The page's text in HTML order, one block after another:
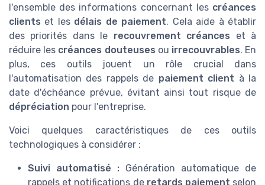
l'ensemble des informations concernant les créances
clients et les délais de paiement. Cela aide à établir
des priorités dans le recouvrement créances et à
réduire les créances douteuses ou irrecouvrables. En
plus, ces outils jouent un rôle crucial dans
l'automatisation des rappels de paiement client à la
date d'échéance prévue, évitant ainsi tout risque de
dépréciation pour l'entreprise.
Voici quelques caractéristiques de ces outils
technologiques à considérer :
Suivi automatisé : Génération automatique de
rappels et notifications de retards paiement selon